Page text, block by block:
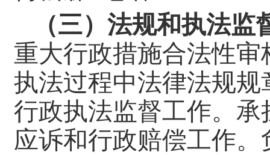
（三）法规和执法监
重大行政措施合法性
执法过程中法律法规
行政执法监督工作。
应诉和行政赔偿工作